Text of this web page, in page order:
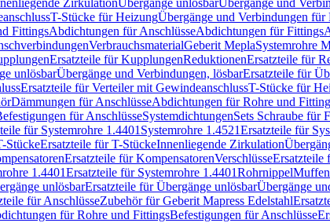
ZirkulationÜbergänge unlösbarÜbergänge und
T-Stücke für HeizungÜbergänge und Verbindungen für
FittingsAbdichtungen für AnschlüsseAbdichtungen für Fittings
VerbrauchsmaterialGeberit MeplaSystemrohre
Ersatzteile für KupplungenReduktionenErsatzteile für
unlösbarÜbergänge und Verbindungen, lösbarErsatzteile für
Ersatzteile für Verteiler mit GewindeanschlussT-Stücke für
Dämmungen für AnschlüsseAbdichtungen für Rohre und
für AnschlüsseSystemdichtungenSets Schraube für
für Systemrohre 1.4401 Systemrohre 1.4521Ersatzteile für
StückeErsatzteile für T-StückeInnenliegende Zirkulation
Ersatzteile für KompensatorenVerschlüsseErsatzteile
1.4401Ersatzteile für Systemrohre 1.4401RohrnippelMuffen
unlösbarErsatzteile für Übergänge unlösbarÜbergänge
für AnschlüsseZubehör für Geberit Mapress Edelstahl
für Rohre und FittingsBefestigungen für Anschlüsse